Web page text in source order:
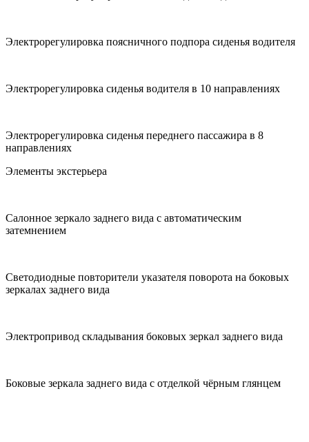
Электрорегулировка поясничного подпора сиденья водителя
Электрорегулировка сиденья водителя в 10 направлениях
Электрорегулировка сиденья переднего пассажира в 8
направлениях
Элементы экстерьера
Салонное зеркало заднего вида с автоматическим
затемнением
Cветодиодные повторители указателя поворота на боковых
зеркалах заднего вида
Электропривод складывания боковых зеркал заднего вида
Боковые зеркала заднего вида с отделкой чёрным глянцем